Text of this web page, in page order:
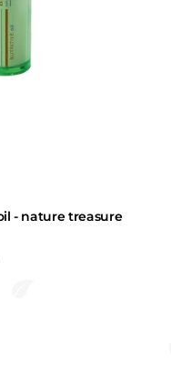
- nature treasure